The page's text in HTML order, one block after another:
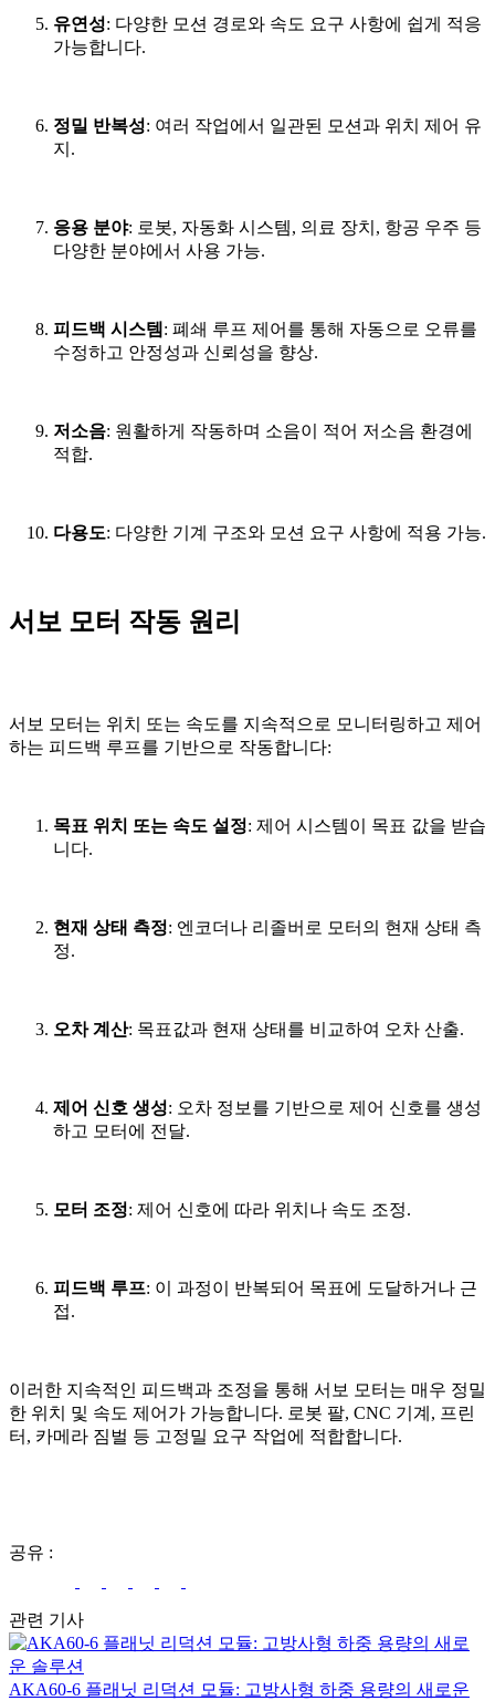
유연성: 다양한 모션 경로와 속도 요구 사항에 쉽게 적응
가능합니다.
정밀 반복성: 여러 작업에서 일관된 모션과 위치 제어 유
지.
응용 분야: 로봇, 자동화 시스템, 의료 장치, 항공 우주 등
다양한 분야에서 사용 가능.
피드백 시스템 : 폐쇄 루프 제어를 통해 자동으로 오류를
수정하고 안정성과 신뢰성을 향상.
저소음: 원활하게 작동하며 소음이 적어 저소음 환경에
적합.
다용도: 다양한 기계 구조와 모션 요구 사항에 적용 가능.
서보 모터 작동 원리
서보 모터는 위치 또는 속도를 지속적으로 모니터링하고 제어
하는 피드백 루프를 기반으로 작동합니다:
목표 위치 또는 속도 설정: 제어 시스템이 목표 값을 받습
니다.
현재 상태 측정: 엔코더나 리졸버로 모터의 현재 상태 측
정.
오차 계산: 목표값과 현재 상태를 비교하여 오차 산출.
제어 신호 생성: 오차 정보를 기반으로 제어 신호를 생성
하고 모터에 전달.
모터 조정: 제어 신호에 따라 위치나 속도 조정.
피드백 루프: 이 과정이 반복되어 목표에 도달하거나 근
접.
이러한 지속적인 피드백과 조정을 통해 서보 모터는 매우 정밀
한 위치 및 속도 제어가 가능합니다. 로봇 팔, CNC 기계, 프린
터, 카메라 짐벌 등 고정밀 요구 작업에 적합합니다.
공유 :
관련 기사
AKA60-6 플래닛 리덕션 모듈: 고방사형 하중 용량의 새로운